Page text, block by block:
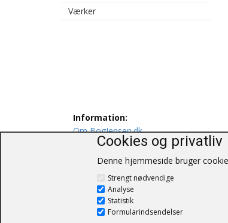
Værker
Information:
Om BogJensen.dk
Levering
Persondatapolitik
Salgs og leveringsbetingelser
Kontakt os
Cookies og privatliv
Denne hjemmeside bruger
Strengt nødvendige
Analyse
Statistik
Formularindsendelser